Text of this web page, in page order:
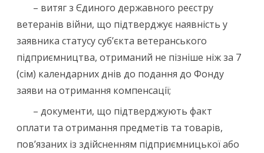
– витяг з Єдиного державного реєстру
ветеранів війни, що підтверджує наявність у
заявника статусу суб’єкта ветеранського
підприємництва, отриманий не пізніше ніж за 7
(сім) календарних днів до подання до Фонду
заяви на отримання компенсації;
– документи, що підтверджують факт
оплати та отримання предметів та товарів,
пов’язаних із здійсненням підприємницької або